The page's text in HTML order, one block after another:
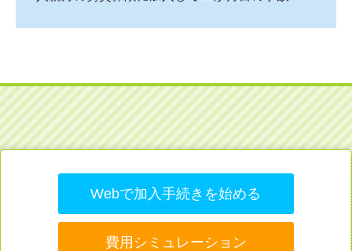
Webで加入手続きを始める
費用シミュレーション